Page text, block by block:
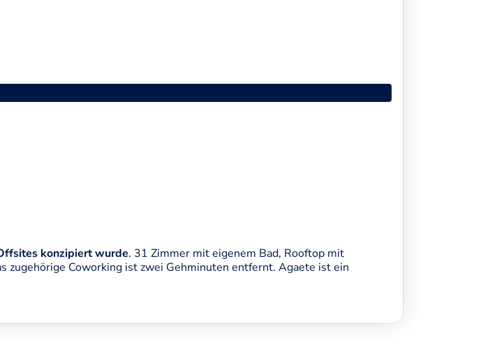
konzipiert wurde. 31 Zimmer mit eigenem Bad, Rooftop mit
zugehörige Coworking ist zwei Gehminuten entfernt. Agaete ist ein